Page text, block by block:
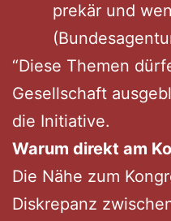
prekär und
“Diese Themen
Gesellschaft
die Initiative.
Warum direkt am
Die Nähe zum
Diskrepanz